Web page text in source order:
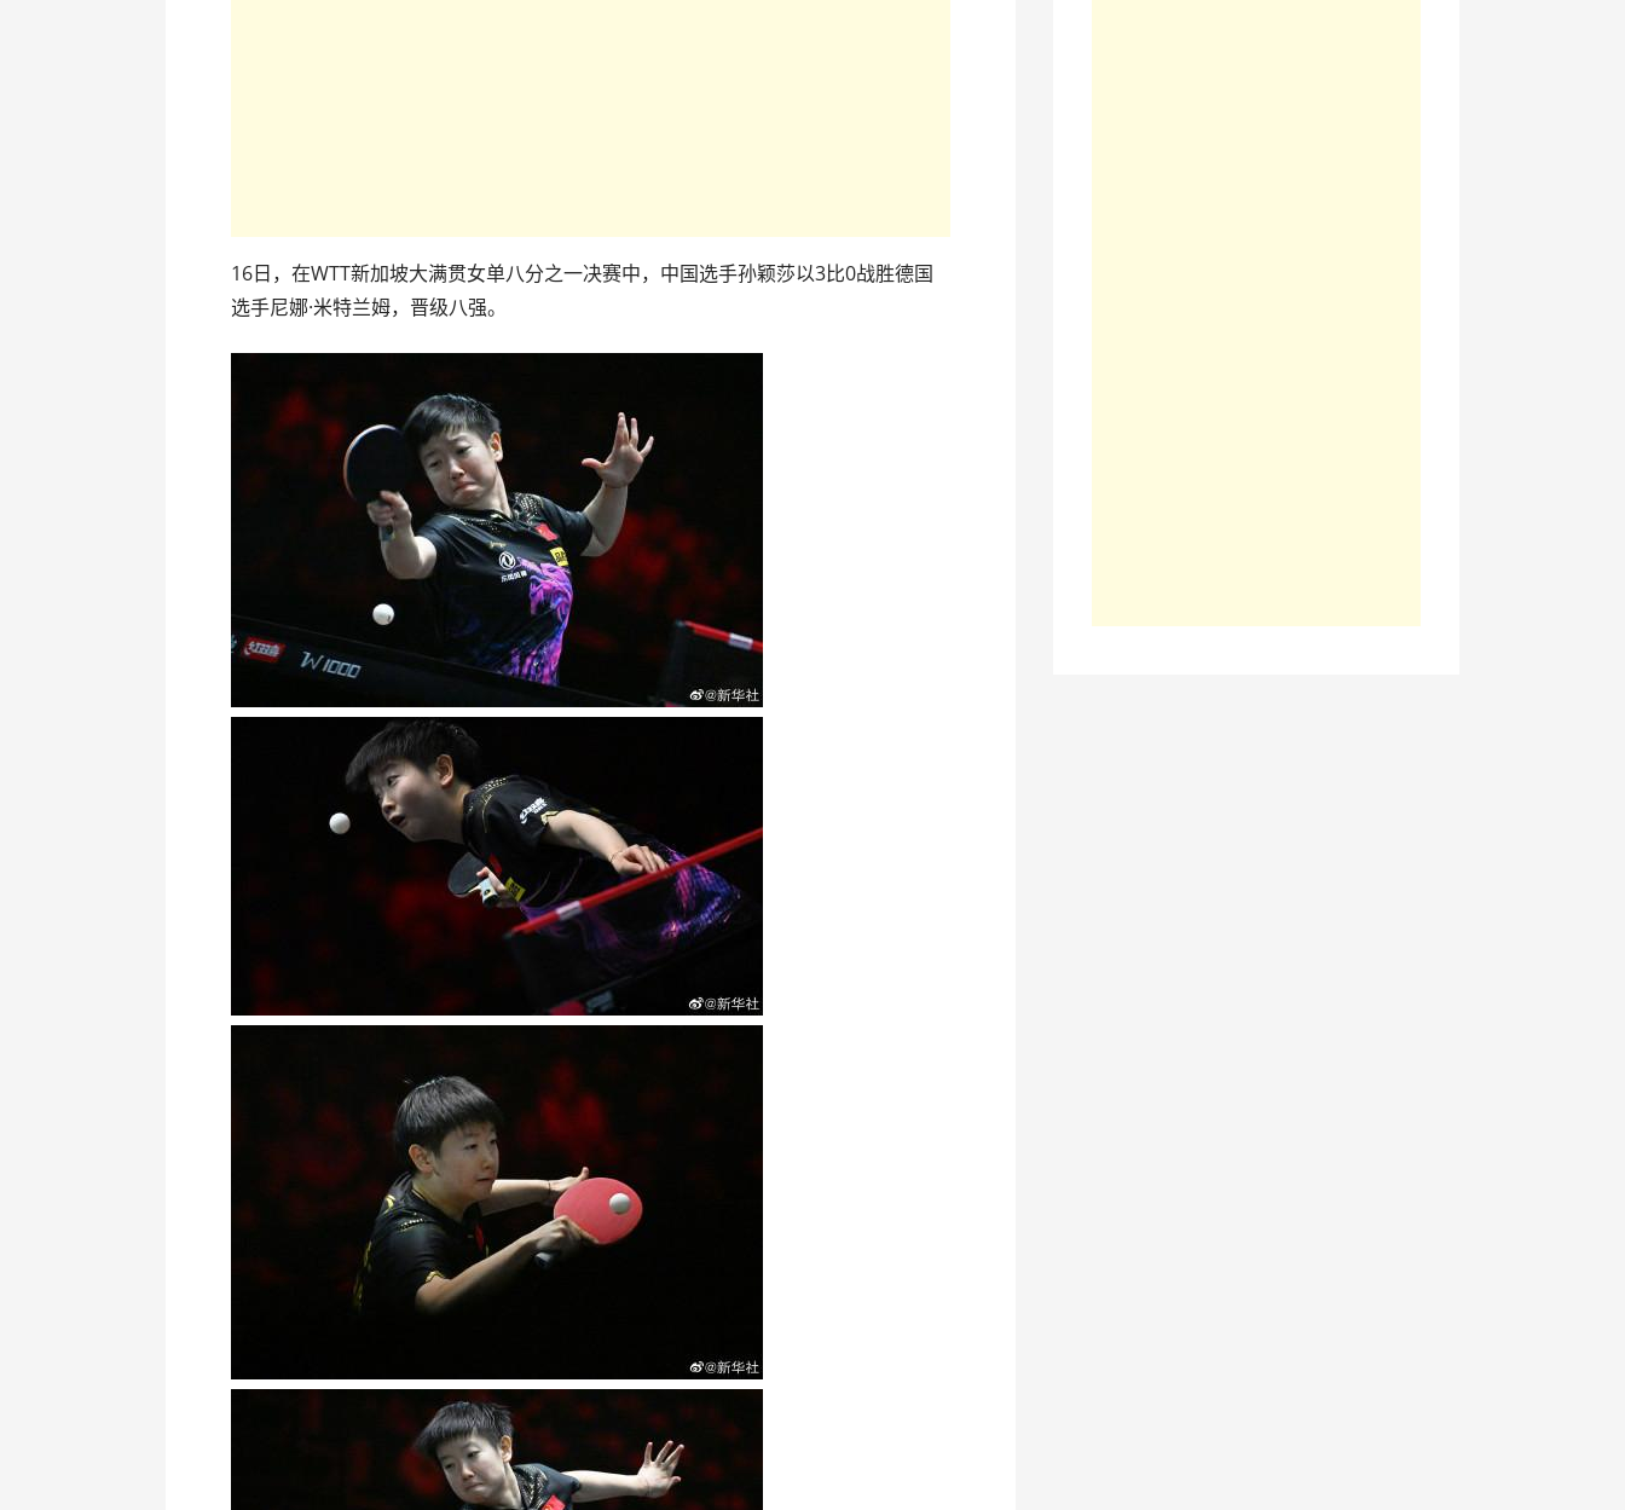
16日，在WTT新加坡大满贯女单八分之一决赛中，中国选手孙颖莎以3比0战胜德国
选手尼娜·米特兰姆，晋级八强。